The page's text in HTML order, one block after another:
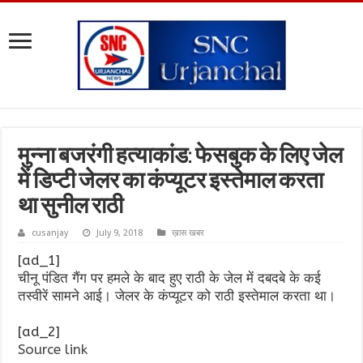
मुन्ना बजरंगी हत्याकांड: फेसबुक के लिए जेल
में डिप्टी जेलर का कंप्यूटर इस्तेमाल करता
था सुनील राठी
cusanjay July 9, 2018 ख़ास खबर
[ad_1]
चीनू पंडित गैंग पर हमले के बाद हुए राठी के जेल में दबदबे के कई
तस्वीरें सामने आई। जेलर के कंप्यूटर को राठी इस्तेमाल करता था।
[ad_2]
Source link